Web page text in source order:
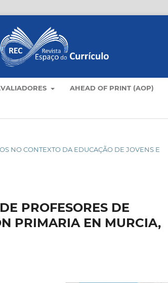
AHEAD OF PRINT (AOP)
NO CONTEXTO DA EDUCAÇÃO DE JOVENS E
PROFESORES DE
PRIMARIA EN MURCIA,